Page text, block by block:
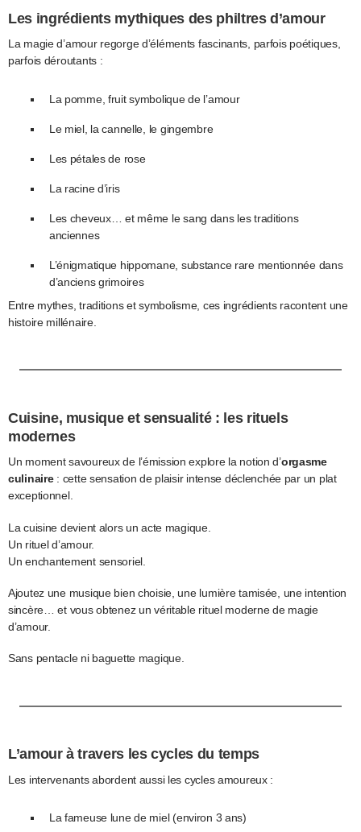
Les ingrédients mythiques des philtres d’amour
La magie d’amour regorge d’éléments fascinants, parfois poétiques,
parfois déroutants :
La pomme, fruit symbolique de l’amour
Le miel, la cannelle, le gingembre
Les pétales de rose
La racine d’iris
Les cheveux… et même le sang dans les traditions
anciennes
L’énigmatique hippomane, substance rare mentionnée dans
d’anciens grimoires
Entre mythes, traditions et symbolisme, ces ingrédients racontent une
histoire millénaire.
Cuisine, musique et sensualité : les rituels
modernes
Un moment savoureux de l’émission explore la notion d’orgasme
culinaire: cette sensation de plaisir intense déclenchée par un plat
exceptionnel.
La cuisine devient alors un acte magique.
Un rituel d’amour.
Un enchantement sensoriel.
Ajoutez une musique bien choisie, une lumière tamisée, une intention
sincère… et vous obtenez un véritable rituel moderne de magie
d’amour.
Sans pentacle ni baguette magique.
L’amour à travers les cycles du temps
Les intervenants abordent aussi les cycles amoureux :
La fameuse lune de miel (environ 3 ans)